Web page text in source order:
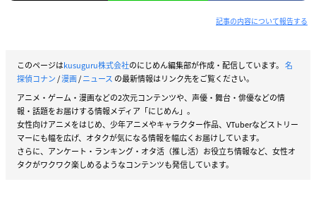
記事の内容について報告する
このページはkusuguru株式会社のにじめん編集部が作成・配信しています。 名
探偵コナン/漫画/ニュース の最新情報はリンク先をご覧ください。
アニメ・ゲーム・漫画などの2次元コンテンツや、声優・舞台・俳優などの情
報・話題をお届けする情報メディア「にじめん」。
女性向けアニメをはじめ、少年アニメやキャラクター作品、VTuberなどストリー
マーにも幅を広げ、オタクが気になる情報を幅広くお届けしています。
さらに、アンケート・ランキング・オタ活（推し活）お役立ち情報など、女性オ
タクがワクワク楽しめるようなコンテンツも発信しています。